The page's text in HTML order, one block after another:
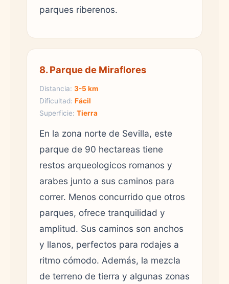
parques riberenos.
8. Parque de Miraflores
Distancia: 3-5 km
Dificultad: Fácil
Superficie: Tierra
En la zona norte de Sevilla, este
parque de 90 hectareas tiene
restos arqueologicos romanos y
arabes junto a sus caminos para
correr. Menos concurrido que otros
parques, ofrece tranquilidad y
amplitud. Sus caminos son anchos
y llanos, perfectos para rodajes a
ritmo cómodo. Además, la mezcla
de terreno de tierra y algunas zonas